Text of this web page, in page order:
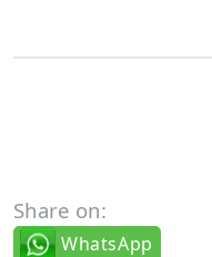
Share on:
WhatsApp